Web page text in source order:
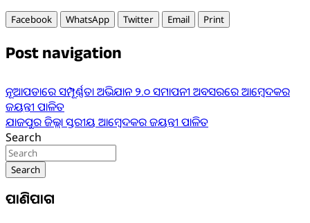
Facebook WhatsApp Twitter Email Print
Post navigation
ନୂଆପଡାରେ ସମ୍ପୂର୍ଣ୍ଣତା ଅଭିଯାନ ୨.୦ ସମାପନୀ ଅବସରରେ ଆମ୍ବେଦକର
ଜୟନ୍ତୀ ପାଳିତ
ଯାଜପୁର ଜିଲ୍ଲା ସ୍ତରୀୟ ଆମ୍ବେଦକର ଜୟନ୍ତୀ ପାଳିତ
Search
Search
ପାଣିପାଗ